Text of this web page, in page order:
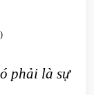
phải là sự